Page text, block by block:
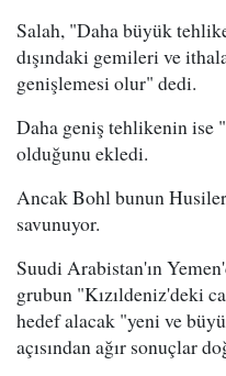
Salah, "Daha büyük
dışındaki gemileri ve
genişlemesi olur" dedi.
Daha geniş tehlikenin ise
olduğunu ekledi.
Ancak Bohl bunun
savunuyor.
Suudi Arabistan'ın
grubun "Kızıldeniz'deki
hedef alacak "yeni ve
açısından ağır sonuçlar